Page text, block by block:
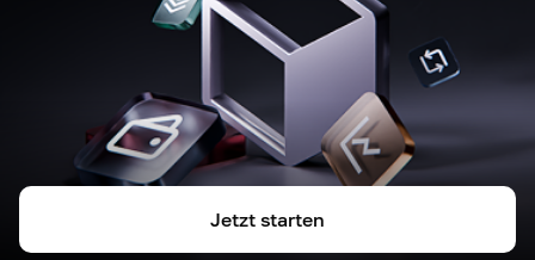
Jetzt starten